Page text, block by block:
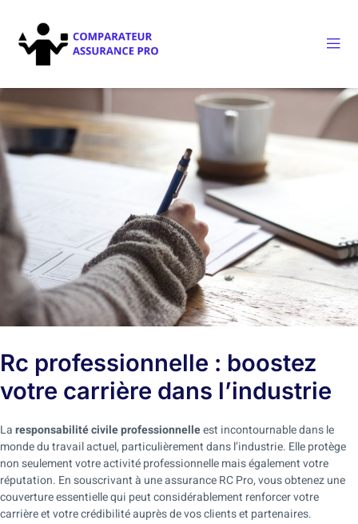
Rc professionnelle : boostez
votre carrière dans l’industrie
Laresponsabilité civile professionnelleest incontournable dans le
monde du travail actuel, particulièrement dans l’industrie. Elle protège
non seulement votre activité professionnelle mais également votre
réputation. En souscrivant à une assurance RC Pro, vous obtenez une
couverture essentielle qui peut considérablement renforcer votre
carrière et votre crédibilité auprès de vos clients et partenaires.